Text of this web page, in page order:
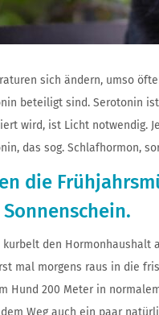
sich ändern, umso
beteiligt sind. Serotonin
wird, ist Licht notwendig.
das sog. Schlafhormon,
die
kurbelt den Hormonhaushalt
mal morgens raus in die
Hund 200 Meter in
Weg auch ein paar